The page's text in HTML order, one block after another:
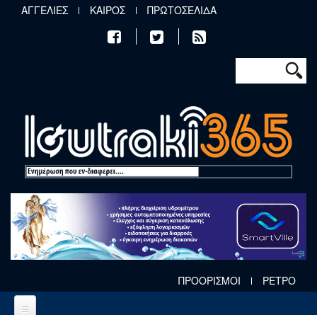
Παράκαμψη προς το κυρίως περιεχόμενο
ΑΓΓΕΛΙΕΣ ΚΑΙΡΟΣ ΠΡΩΤΟΣΕΛΙΔΑ
Φόρμα
Αναζήτηση
ΠΡΟΟΡΙΣΜΟΙ ΡΕΤΡΟ